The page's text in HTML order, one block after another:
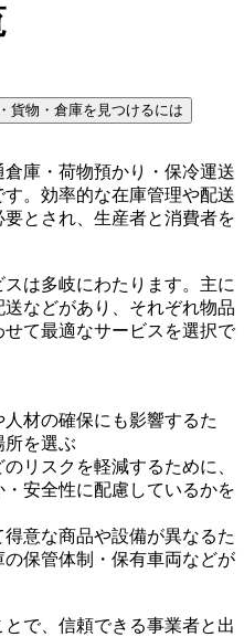
貨物・倉庫を見つけるには
庫・荷物預かり・保冷運送
。効率的な在庫管理や配送
とされ、生産者と消費者を
は多岐にわたります。主に
などがあり、それぞれ物品
て最適なサービスを選択で
材の確保にも影響するた
所を選ぶ
リスクを軽減するために、
安全性に配慮しているかを
意な商品や設備が異なるた
保管体制・保有車両などが
で、信頼できる事業者と出